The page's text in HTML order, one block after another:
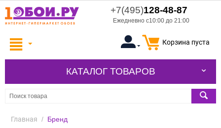
+7(495)128-48-87
Ежедневно с10:00 до 21:00
Корзина пуста
КАТАЛОГ ТОВАРОВ
Главная / Бренд